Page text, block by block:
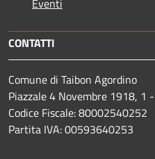
CONTATTI
Comune di Taibon Agordino
Piazzale 4 Novembre 1918, 1
Codice Fiscale: 80002540252
Partita IVA: 00593640253